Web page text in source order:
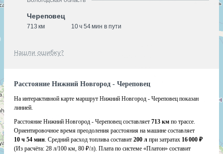
Череповец
713 км 10 ч 54 мин в пути
Нашли ошибку?
Расстояние Нижний Новгород - Череповец
На интерактивной карте маршрут Нижний Новгород - Череповец показан
линией.
Расстояние Нижний Новгород - Череповец составляет 713 км по трассе.
Ориентировочное время преодоления расстояния на машине составляет
10 ч 54 мин. Средний расход топлива составит 200 л при затратах 16 000 ₽
(Из расчёта: 28 л/100 км, 80 ₽/л). Плата по системе «Платон» составит